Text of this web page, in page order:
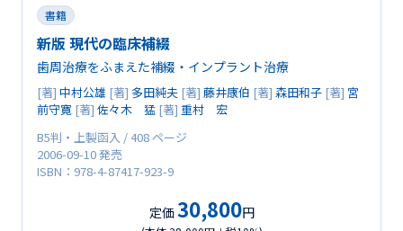
書籍
新版 現代の臨床補綴
歯周治療をふまえた補綴・インプラント治療
[著] 中村公雄 [著] 多田純夫 [著] 藤井康伯 [著] 森田和子 [著] 宮
前守寛 [著] 佐々木 猛 [著] 重村 宏
B5判・上製函入 / 408 ページ
2006-09-10 発売
ISBN：978-4-87417-923-9
定価 30,800円